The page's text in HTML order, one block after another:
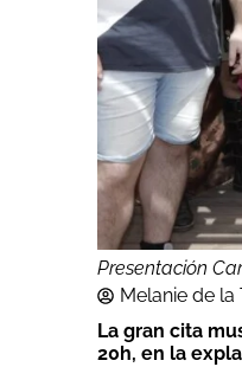
Presentación
Melanie de la
La gran cita
20h, en la